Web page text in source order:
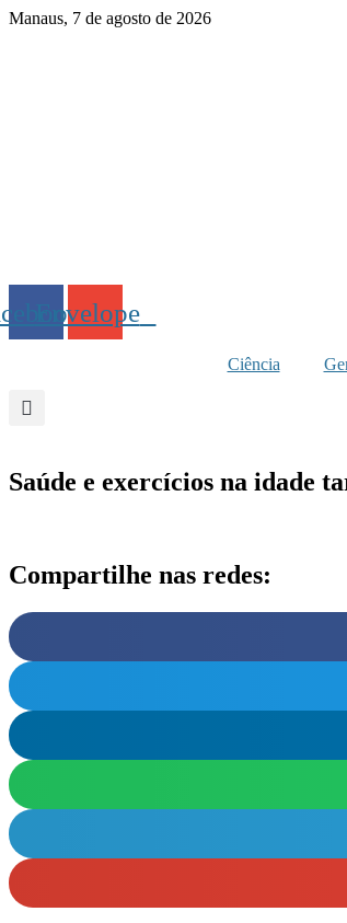
Ir
Manaus, 7 de agosto de 2026
Envelope
Ciência
Saúde e exercícios na idade
Compartilhe nas redes: